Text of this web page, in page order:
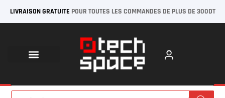
LIVRAISON GRATUITE POUR TOUTES LES COMMANDES DE PLUS DE 300DT